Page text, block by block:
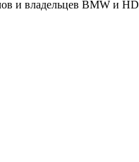
и владельцев BMW и HD